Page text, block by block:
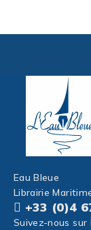
Eau Bleue
Librairie
+33 (0)4
Suivez-nous sur